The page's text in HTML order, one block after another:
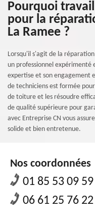
Pourquoi
pour la
La Ramee ?
Lorsqu'il s'agit de la
un professionnel expérimenté
expertise et son engagement
de techniciens est formée
de toiture et les résoudre
de qualité supérieure pour
avec Entreprise CN vous
solide et bien entretenue.
Nos coordonnées
01 85 53 09 59
06 61 25 76 22